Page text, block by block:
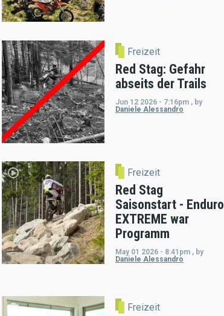
Freizeit
Red Stag: Gefahr
abseits der Trails
Jun 12 2026 - 7:16pm , by
Daniele Alessandro
Freizeit
Red Stag
Saisonstart - Enduro
EXTREME war
Programm
May 01 2026 - 8:41pm , by
Daniele Alessandro
Freizeit